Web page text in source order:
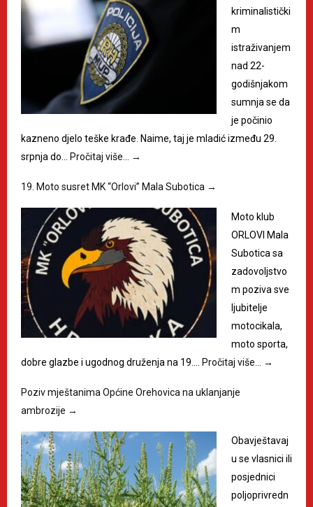
kriminalistički
m
istraživanjem
nad 22-
godišnjakom
sumnja se da
je počinio
kazneno djelo teške krađe. Naime, taj je mladić između 29.
srpnja do… Pročitaj više… →
19. Moto susret MK “Orlovi” Mala Subotica →
Moto klub
ORLOVI Mala
Subotica sa
zadovoljstvo
m poziva sve
ljubitelje
motocikala,
moto sporta,
dobre glazbe i ugodnog druženja na 19.… Pročitaj više… →
Poziv mještanima Općine Orehovica na uklanjanje
ambrozije →
Obavještavaj
u se vlasnici ili
posjednici
poljoprivredn